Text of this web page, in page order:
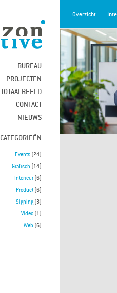
BUREAU
PROJECTEN
TOTAALBEELD
CONTACT
NIEUWS
CATEGORIEËN
Events (24)
Grafisch (14)
Interieur(6)
Product (6)
Signing (3)
Video (1)
Web (6)
Overzicht